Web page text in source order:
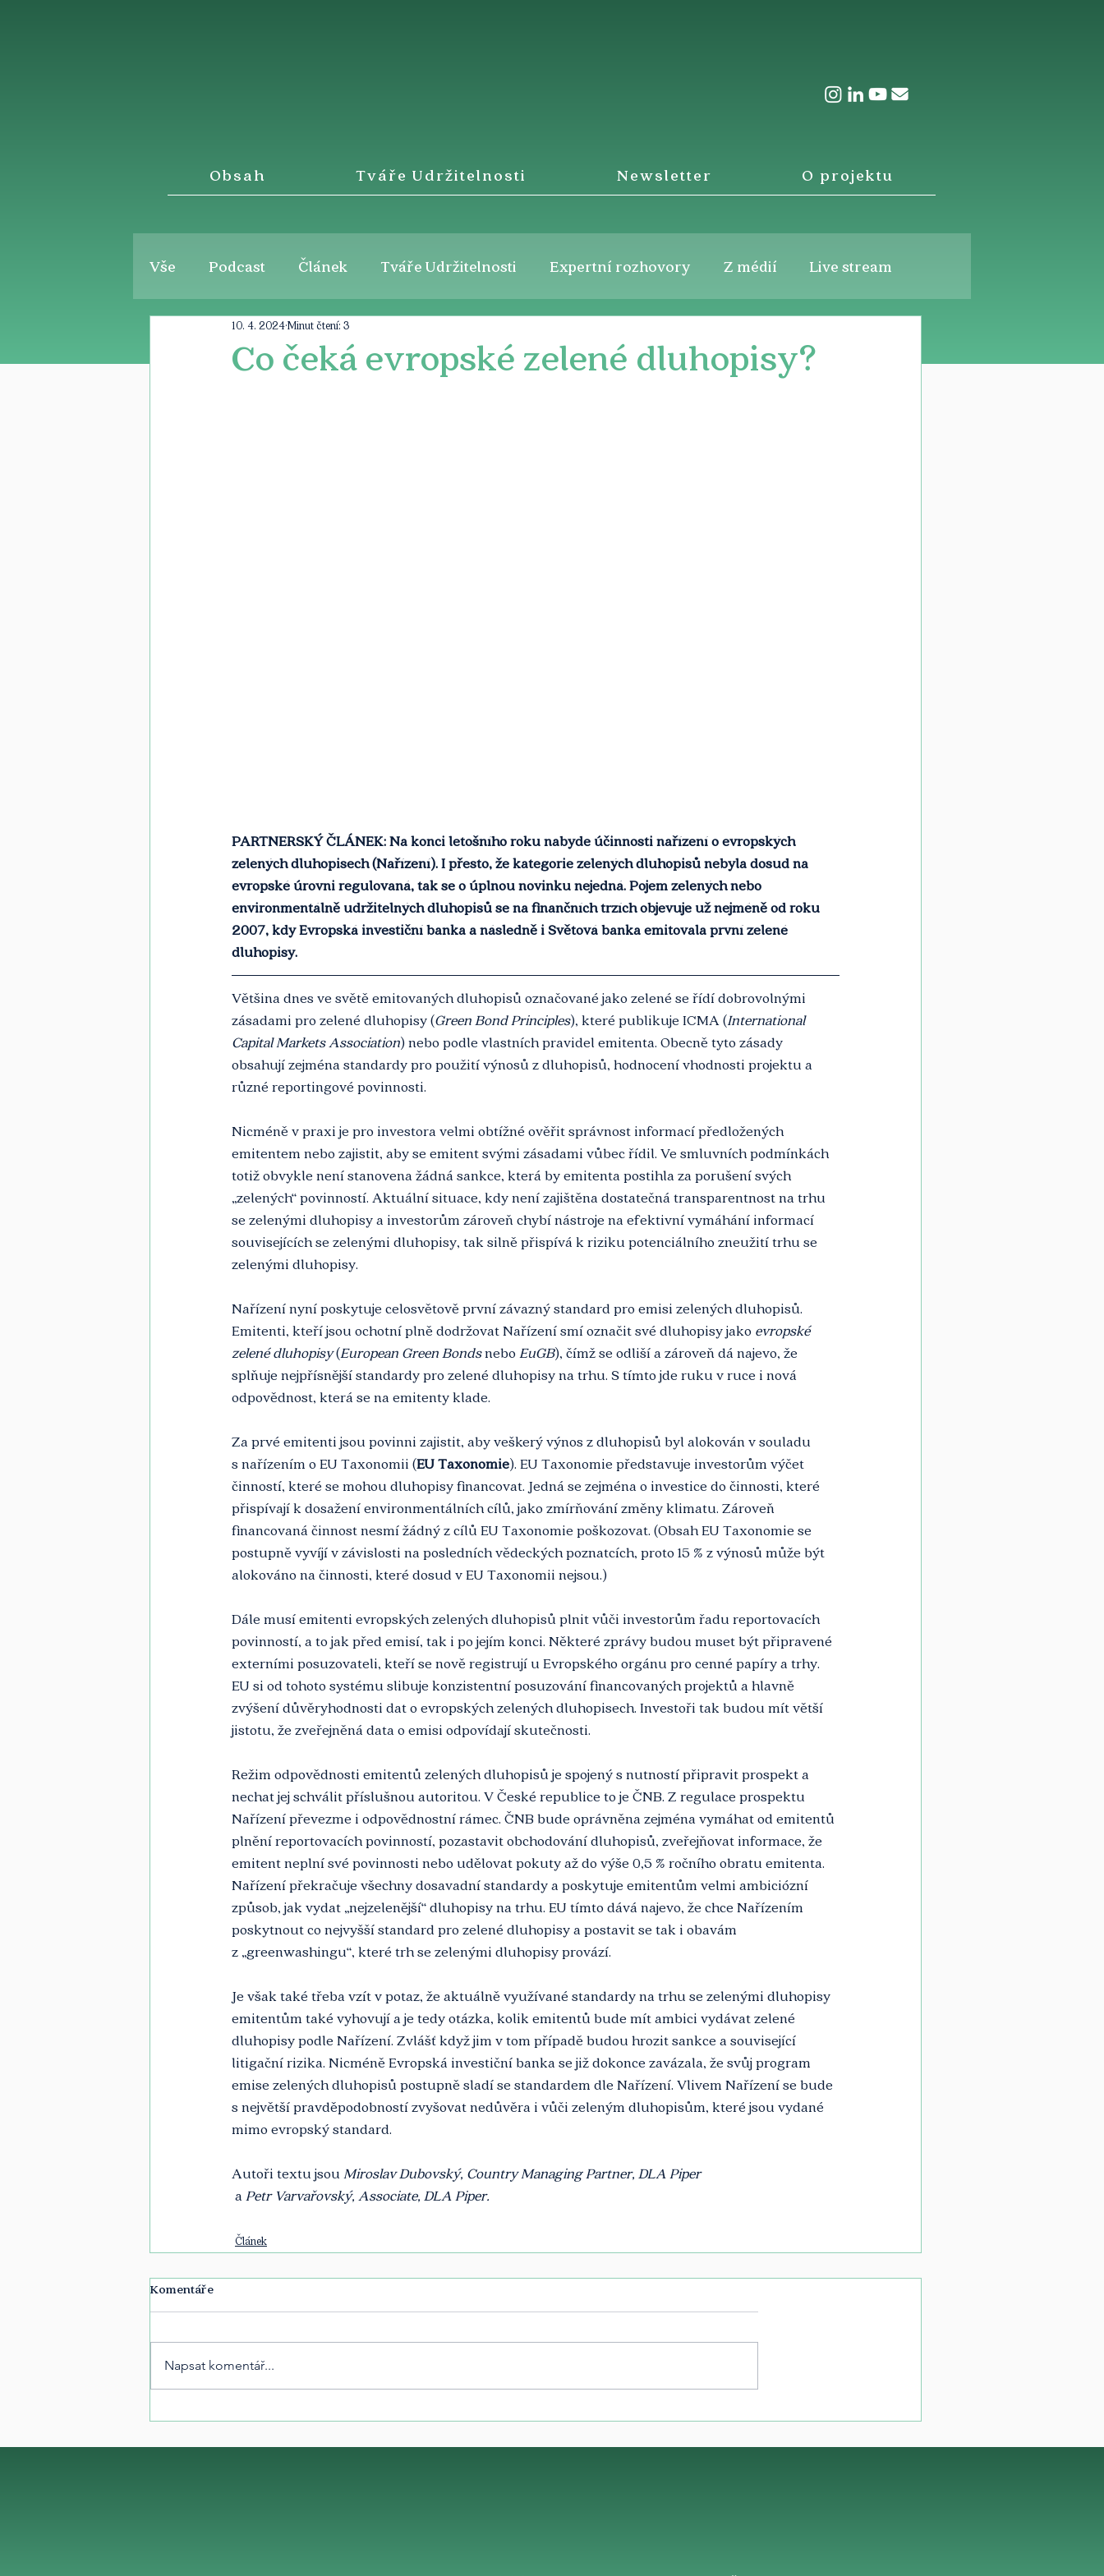
Obsah Tváře Udržitelnosti Newsletter O projektu
Vše Podcast Článek Tváře Udržitelnosti Expertní rozhovory Z médií Live stream
Co čeká evropské zelené dluhopisy?
10. 4. 2024Minut čtení: 3
PARTNERSKÝ ČLÁNEK: Na konci letošního roku nabyde účinnosti nařízení o evropských
zelených dluhopisech (Nařízení). I přesto, že kategorie zelených dluhopisů nebyla dosud na
evropské úrovni regulovaná, tak se o úplnou novinku nejedná. Pojem zelených nebo
environmentálně udržitelných dluhopisů se na finančních trzích objevuje už nejméně od roku
2007, kdy Evropská investiční banka a následně i Světová banka emitovala první zelené
dluhopisy.
Většina dnes ve světě emitovaných dluhopisů označované jako zelené se řídí dobrovolnými
zásadami pro zelené dluhopisy (Green Bond Principles), které publikuje ICMA (International
Capital Markets Association) nebo podle vlastních pravidel emitenta. Obecně tyto zásady
obsahují zejména standardy pro použití výnosů z dluhopisů, hodnocení vhodnosti projektu a
různé reportingové povinnosti.
Nicméně v praxi je pro investora velmi obtížné ověřit správnost informací předložených
emitentem nebo zajistit, aby se emitent svými zásadami vůbec řídil. Ve smluvních podmínkách
totiž obvykle není stanovena žádná sankce, která by emitenta postihla za porušení svých
„zelených“ povinností. Aktuální situace, kdy není zajištěna dostatečná transparentnost na trhu
se zelenými dluhopisy a investorům zároveň chybí nástroje na efektivní vymáhání informací
souvisejících se zelenými dluhopisy, tak silně přispívá k riziku potenciálního zneužití trhu se
zelenými dluhopisy.
Nařízení nyní poskytuje celosvětově první závazný standard pro emisi zelených dluhopisů.
Emitenti, kteří jsou ochotní plně dodržovat Nařízení smí označit své dluhopisy jako evropské
zelené dluhopisy (European Green Bonds nebo EuGB), čímž se odliší a zároveň dá najevo, že
splňuje nejpřísnější standardy pro zelené dluhopisy na trhu. S tímto jde ruku v ruce i nová
odpovědnost, která se na emitenty klade.
Za prvé emitenti jsou povinni zajistit, aby veškerý výnos z dluhopisů byl alokován v souladu
s nařízením o EU Taxonomii (EU Taxonomie). EU Taxonomie představuje investorům výčet
činností, které se mohou dluhopisy financovat. Jedná se zejména o investice do činnosti, které
přispívají k dosažení environmentálních cílů, jako zmírňování změny klimatu. Zároveň
financovaná činnost nesmí žádný z cílů EU Taxonomie poškozovat. (Obsah EU Taxonomie se
postupně vyvíjí v závislosti na posledních vědeckých poznatcích, proto 15 % z výnosů může být
alokováno na činnosti, které dosud v EU Taxonomii nejsou.)
Dále musí emitenti evropských zelených dluhopisů plnit vůči investorům řadu reportovacích
povinností, a to jak před emisí, tak i po jejím konci. Některé zprávy budou muset být připravené
externími posuzovateli, kteří se nově registrují u Evropského orgánu pro cenné papíry a trhy.
EU si od tohoto systému slibuje konzistentní posuzování financovaných projektů a hlavně
zvýšení důvěryhodnosti dat o evropských zelených dluhopisech. Investoři tak budou mít větší
jistotu, že zveřejněná data o emisi odpovídají skutečnosti.
Režim odpovědnosti emitentů zelených dluhopisů je spojený s nutností připravit prospekt a
nechat jej schválit příslušnou autoritou. V České republice to je ČNB. Z regulace prospektu
Nařízení převezme i odpovědnostní rámec. ČNB bude oprávněna zejména vymáhat od emitentů
plnění reportovacích povinností, pozastavit obchodování dluhopisů, zveřejňovat informace, že
emitent neplní své povinnosti nebo udělovat pokuty až do výše 0,5 % ročního obratu emitenta.
Nařízení překračuje všechny dosavadní standardy a poskytuje emitentům velmi ambiciózní
způsob, jak vydat „nejzelenější“ dluhopisy na trhu. EU tímto dává najevo, že chce Nařízením
poskytnout co nejvyšší standard pro zelené dluhopisy a postavit se tak i obavám
z „greenwashingu“, které trh se zelenými dluhopisy provází.
Je však také třeba vzít v potaz, že aktuálně využívané standardy na trhu se zelenými dluhopisy
emitentům také vyhovují a je tedy otázka, kolik emitentů bude mít ambici vydávat zelené
dluhopisy podle Nařízení. Zvlášť když jim v tom případě budou hrozit sankce a související
litigační rizika. Nicméně Evropská investiční banka se již dokonce zavázala, že svůj program
emise zelených dluhopisů postupně sladí se standardem dle Nařízení. Vlivem Nařízení se bude
s největší pravděpodobností zvyšovat nedůvěra i vůči zeleným dluhopisům, které jsou vydané
mimo evropský standard.
Autoři textu jsou Miroslav Dubovský, Country Managing Partner, DLA Piper
a Petr Varvařovský, Associate, DLA Piper.
Článek
Komentáře
Napsat komentář...